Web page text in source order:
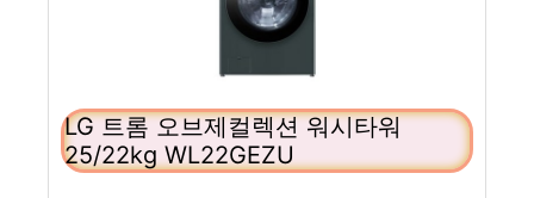
LG 트롬 오브제컬렉션 워시타워
25/22kg WL22GEZU